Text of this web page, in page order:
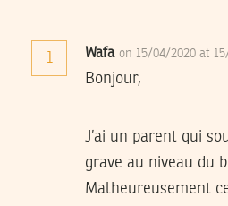
1 Wafa on 15/04/2020 at
Bonjour,
J’ai un parent qui
grave au niveau du
Malheureusement